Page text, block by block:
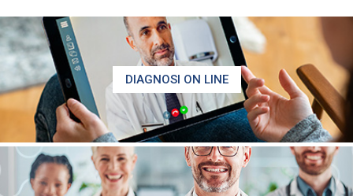
DIAGNOSI ON LINE